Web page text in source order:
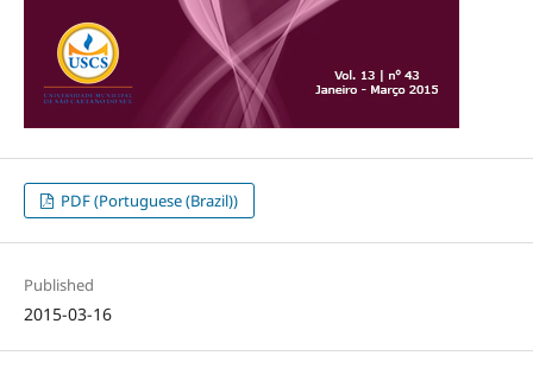
PDF (Portuguese (Brazil))
Published
2015-03-16